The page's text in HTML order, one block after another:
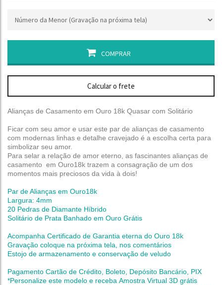
COMPRAR
Calcular o frete
Alianças de Casamento em Ouro 18k Quasar com Solitário
Ficar com seu amor e usar este par de alianças de casamento
com modernas linhas e detalhe cravejado é a escolha certa para
simbolizar seu amor.
Para selar a relação de amor eterno, as fascinantes alianças de
casamento em Ouro18k trazem a consagração de um dos
momentos mais preciosos da vida à dois!
Par de Alianças em Ouro18k
Largura: 4mm
20 Pedras de Diamante Híbrido
Solitário de Prata Banhado em Ouro Grátis
Acompanha Certificado de Garantia eterna do Ouro 18k
Gravação coloque na próxima tela, nos comentários
Estojo de armazenamento e conservação de veludo
Pagamento Cartão de Crédito, Boleto, Depósito Bancário, PIX
*Personalize este modelo e receba Amostra Virtual 3D grátis